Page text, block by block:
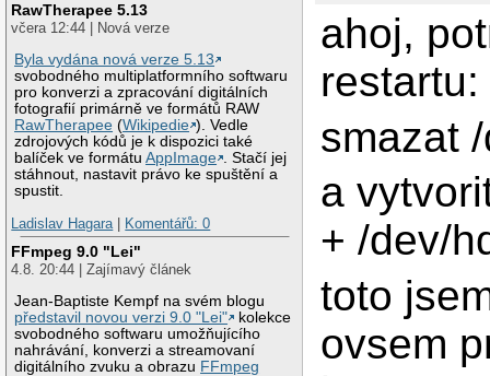
RawTherapee 5.13
včera 12:44 | Nová verze
Byla vydána nová verze 5.13
svobodného multiplatformního softwaru
pro konverzi a zpracování digitálních
fotografií primárně ve formátů RAW
RawTherapee (Wikipedie ). Vedle
zdrojových kódů je k dispozici také
balíček ve formátuAppImage . Stačí jej
stáhnout, nastavit právo ke spuštění a
spustit.
Ladislav Hagara
Komentářů: 0
FFmpeg 9.0 "Lei"
4.8. 20:44 | Zajímavý článek
Jean-Baptiste Kempf na svém blogu
představil novou verzi 9.0 "Lei"
kolekce
svobodného softwaru umožňujícího
nahrávání, konverzi a streamovaní
digitálního zvuku a obrazu FFmpeg
ahoj,
restartu:
smazat
a
+ /dev/
toto
ovsem